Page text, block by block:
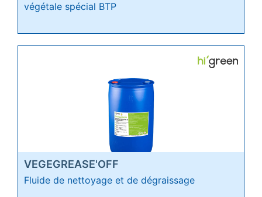
végétale spécial BTP
VEGEGREASE'OFF
Fluide de nettoyage et de dégraissage